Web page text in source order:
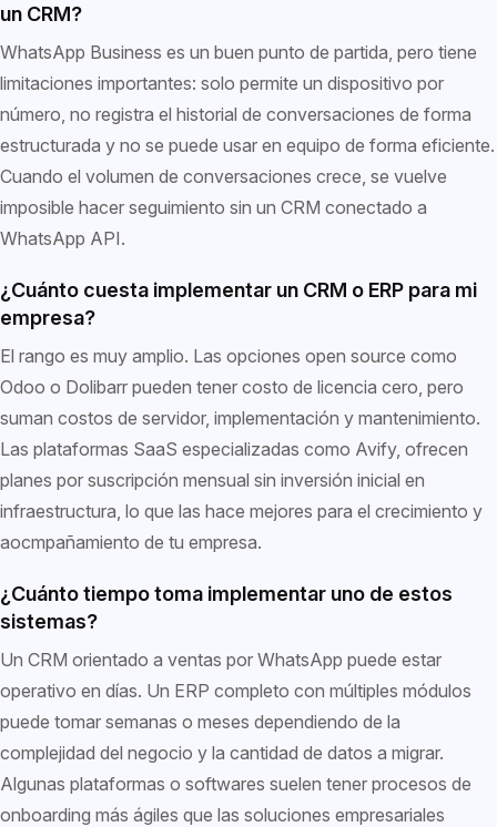
un CRM?
WhatsApp Business es un buen punto de partida, pero tiene
limitaciones importantes: solo permite un dispositivo por
número, no registra el historial de conversaciones de forma
estructurada y no se puede usar en equipo de forma eficiente.
Cuando el volumen de conversaciones crece, se vuelve
imposible hacer seguimiento sin un CRM conectado a
WhatsApp API.
¿Cuánto cuesta implementar un CRM o ERP para mi
empresa?
El rango es muy amplio. Las opciones open source como
Odoo o Dolibarr pueden tener costo de licencia cero, pero
suman costos de servidor, implementación y mantenimiento.
Las plataformas SaaS especializadas como Avify, ofrecen
planes por suscripción mensual sin inversión inicial en
infraestructura, lo que las hace mejores para el crecimiento y
aocmpañamiento de tu empresa.
¿Cuánto tiempo toma implementar uno de estos
sistemas?
Un CRM orientado a ventas por WhatsApp puede estar
operativo en días. Un ERP completo con múltiples módulos
puede tomar semanas o meses dependiendo de la
complejidad del negocio y la cantidad de datos a migrar.
Algunas plataformas o softwares suelen tener procesos de
onboarding más ágiles que las soluciones empresariales